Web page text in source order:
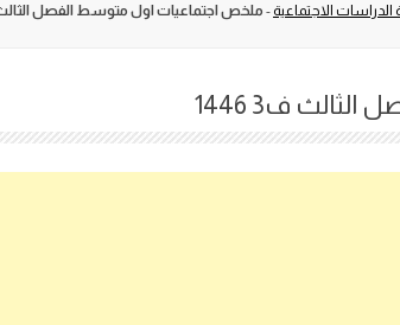
الدراسات الاجتماعية - ملخص اجتماعيات اول متوسط الفصل الثالث ف3
ف3 1446